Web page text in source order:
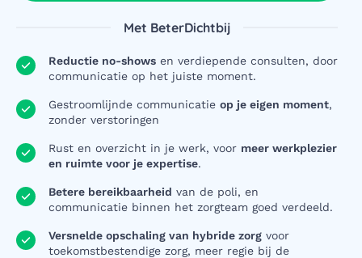
Met BeterDichtbij
Reductie no-shows en verdiepende consulten, door
communicatie op het juiste moment.
Gestroomlijnde communicatie op je eigen moment,
zonder verstoringen
Rust en overzicht in je werk, voor meer werkplezier
en ruimte voor je expertise.
Betere bereikbaarheid van de poli, en
communicatie binnen het zorgteam goed verdeeld.
Versnelde opschaling van hybride zorg voor
toekomstbestendige zorg, meer regie bij de